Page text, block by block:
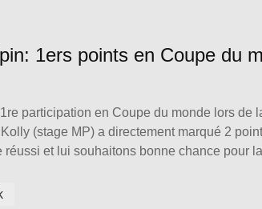
1ers points en Coupe du
participation en Coupe du monde lors de
(stage MP) a directement marqué 2
réussi et lui souhaitons bonne chance pour